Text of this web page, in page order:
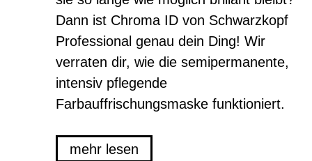
Dann ist Chroma ID von Schwarzkopf
Professional genau dein Ding! Wir
verraten dir, wie die semipermanente,
intensiv pflegende
Farbauffrischungsmaske funktioniert.
mehr lesen